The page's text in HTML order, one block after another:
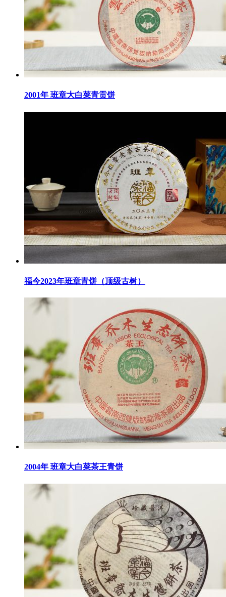
2001年 班章大白菜青贡饼
福今2023年班章青饼（顶级古树）
2004年 班章大白菜茶王青饼